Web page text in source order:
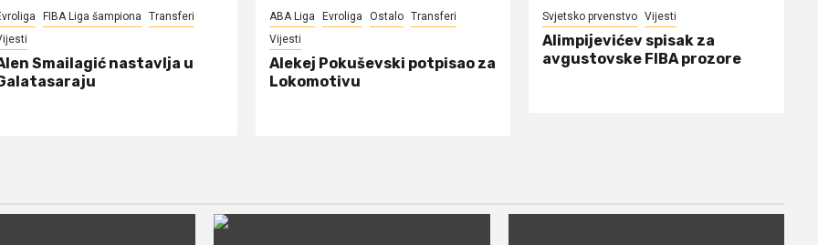
FIBA Liga šampiona
Transferi
Smailagić nastavlja u
ABA Liga Evroliga Ostalo Transferi
Vijesti
Alekej Pokuševski potpisao za
Lokomotivu
Svjetsko prvenstvo Vijesti
Alimpijevićev spisak za
avgustovske FIBA prozore